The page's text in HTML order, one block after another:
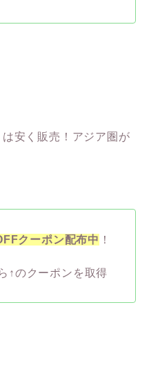
安く販売！アジア圏が
クーポン配布中 ！
↑のクーポンを取得